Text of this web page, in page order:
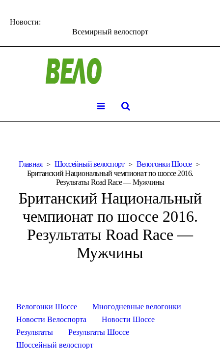
Новости:
Всемирный велоспорт
Главная Шоссейный велоспорт
Велогонки Шоссе
Британский Национальный чемпионат по шоссе 2016.
Результаты Road Race — Мужчины
Британский Национальный
чемпионат по шоссе 2016.
Результаты Road Race —
Мужчины
Велогонки Шоссе
Многодневные велогонки
Новости Велоспорта
Новости Шоссе
Результаты
Результаты Шоссе
Шоссейный велоспорт